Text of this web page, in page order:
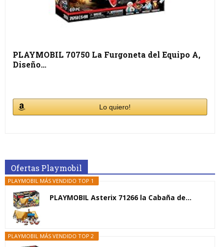
PLAYMOBIL 70750 La Furgoneta del Equipo A,
Diseño…
Lo quiero!
Ofertas Playmobil
PLAYMOBIL MÁS VENDIDO TOP 1
PLAYMOBIL Asterix 71266 la Cabaña de...
PLAYMOBIL MÁS VENDIDO TOP 2